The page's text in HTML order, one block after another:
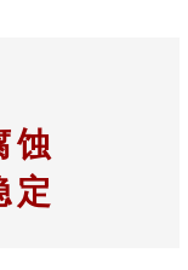
蚀
定